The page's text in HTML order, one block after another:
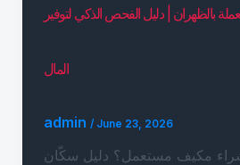
بالظهران | دليل الفحص الذكي لتوفير
المال
admin / June 23, 2026
مكيف مستعمل؟ دليل سكّان